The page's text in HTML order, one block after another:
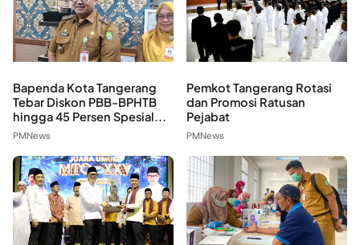
Bapenda Kota Tangerang
Tebar Diskon PBB-BPHTB
hingga 45 Persen Spesial...
PMNews
Pemkot Tangerang Rotasi
dan Promosi Ratusan
Pejabat
PMNews